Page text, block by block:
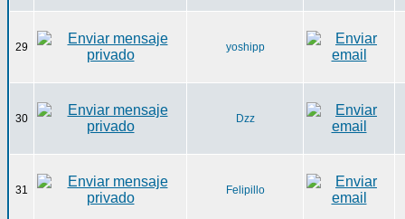
29 yoshipp
30 Dzz
31 Felipillo